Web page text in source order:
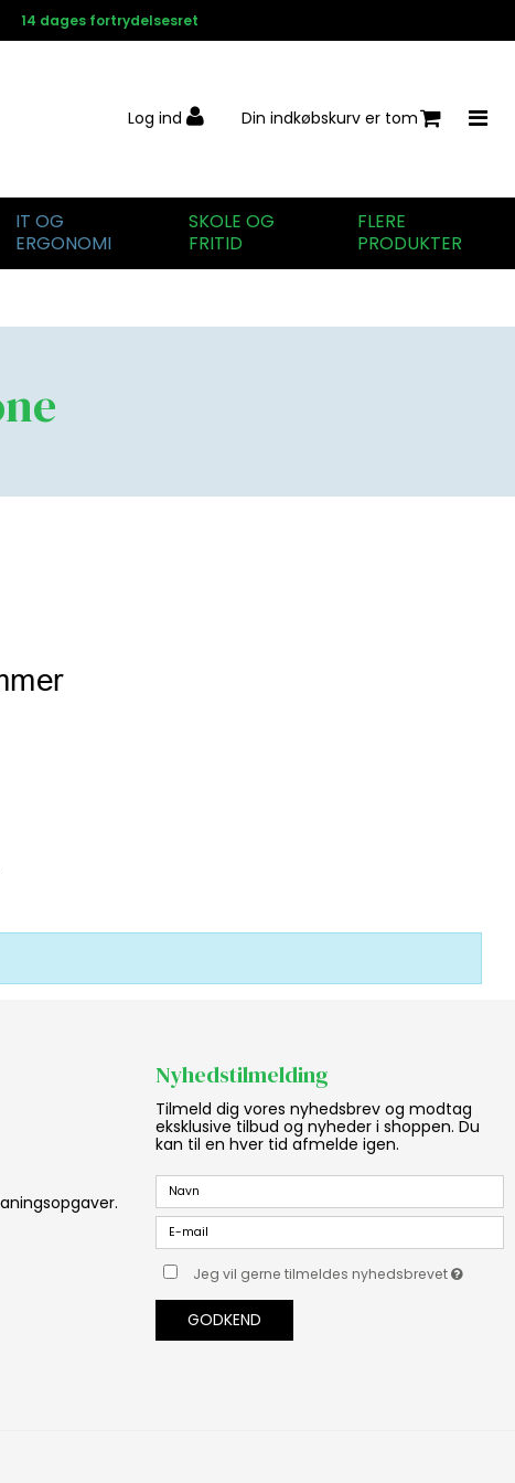
14 dages fortrydelsesret
Log ind Din indkøbskurv er tom
IT OG
ERGONOMI
SKOLE OG
FRITID
FLERE
PRODUKTER
Nyhedstilmelding
Tilmeld dig vores nyhedsbrev og modtag
eksklusive tilbud og nyheder i shoppen. Du
kan til en hver tid afmelde igen.
Jeg vil gerne tilmeldes nyhedsbrevet
GODKEND